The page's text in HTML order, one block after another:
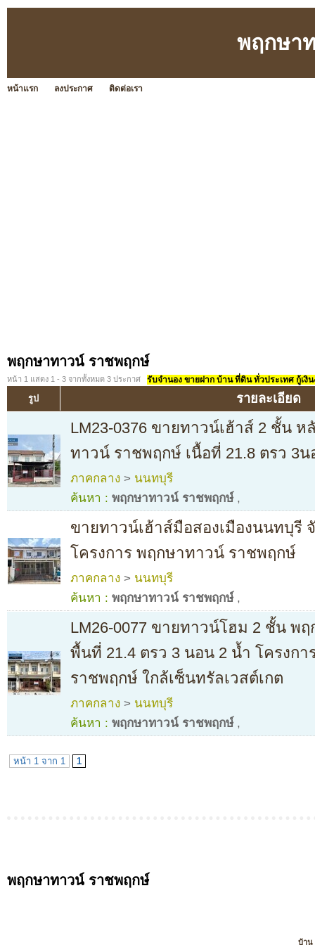
พฤกษา
หน้าแรก ลงประกาศ ติดต่อเรา
พฤกษาทาวน์ ราชพฤกษ์
หน้า 1 แสดง 1 - 3 จากทั้งหมด 3 ประกาศ รับจำนอง ขายฝาก บ้าน ที่ดิน ทั่วประเทศ กู้เงิ
รูป รายละเอียด
LM23-0376 ขายทาวน์เฮ้าส์ 2 ชั้น
ทาวน์ ราชพฤกษ์ เนื้อที่ 21.8 ตรว 3
ภาคกลาง > นนทบุรี
ค้นหา : พฤกษาทาวน์ ราชพฤกษ์ ,
ขายทาวน์เฮ้าส์มือสองเมืองนนทบุรี
โครงการ พฤกษาทาวน์ ราชพฤกษ์
ภาคกลาง > นนทบุรี
ค้นหา : พฤกษาทาวน์ ราชพฤกษ์ ,
LM26-0077 ขายทาวน์โฮม 2 ชั้น พ
พื้นที่ 21.4 ตรว 3 นอน 2 น้ำ โครงก
ราชพฤกษ์ ใกล้เซ็นทรัลเวสต์เกต
ภาคกลาง > นนทบุรี
ค้นหา : พฤกษาทาวน์ ราชพฤกษ์ ,
หน้า 1 จาก 1 1
พฤกษาทาวน์ ราชพฤกษ์
บ้าน